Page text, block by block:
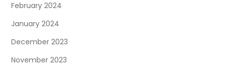
February 2024
January 2024
December 2023
November 2023